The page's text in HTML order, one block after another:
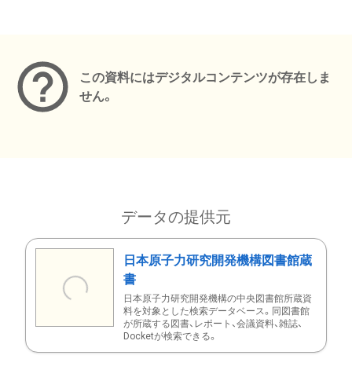
この資料にはデジタルコンテンツが存在しま
せん。
データの提供元
日本原子力研究開発機構図書館蔵
書
日本原子力研究開発機構の中央図書館所蔵資
料を対象とした検索データベース。同図書館
が所蔵する図書、レポート、会議資料、雑誌、
Docketが検索できる。